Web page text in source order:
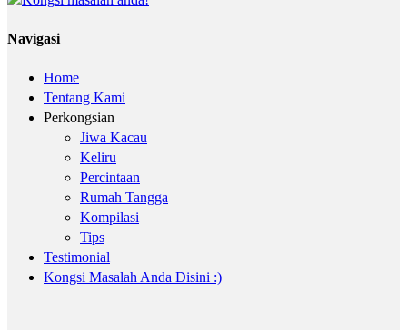
Navigasi
Home
Tentang Kami
Perkongsian
Jiwa Kacau
Keliru
Percintaan
Rumah Tangga
Kompilasi
Tips
Testimonial
Kongsi Masalah Anda Disini :)